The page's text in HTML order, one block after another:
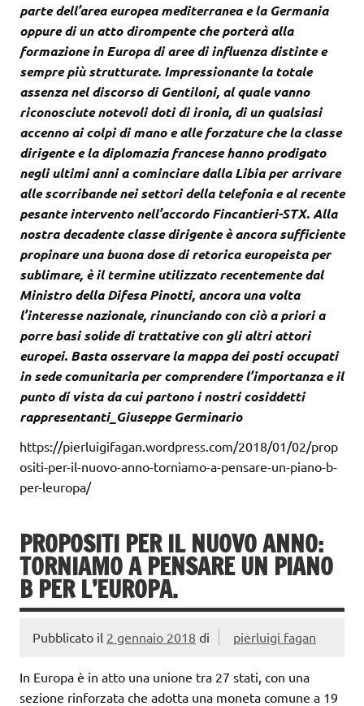
parte dell’area europea mediterranea e la Germania
oppure di un atto dirompente che porterà alla
formazione in Europa di aree di influenza distinte e
sempre più strutturate. Impressionante la totale
assenza nel discorso di Gentiloni, al quale vanno
riconosciute notevoli doti di ironia, di un qualsiasi
accenno ai colpi di mano e alle forzature che la classe
dirigente e la diplomazia francese hanno prodigato
negli ultimi anni a cominciare dalla Libia per arrivare
alle scorribande nei settori della telefonia e al recente
pesante intervento nell’accordo Fincantieri-STX. Alla
nostra decadente classe dirigente è ancora sufficiente
propinare una buona dose di retorica europeista per
sublimare, è il termine utilizzato recentemente dal
Ministro della Difesa Pinotti, ancora una volta
l’interesse nazionale, rinunciando con ciò a priori a
porre basi solide di trattative con gli altri attori
europei. Basta osservare la mappa dei posti occupati
in sede comunitaria per comprendere l’importanza e il
punto di vista da cui partono i nostri cosiddetti
rappresentanti_Giuseppe Germinario
https://pierluigifagan.wordpress.com/2018/01/02/prop
ositi-per-il-nuovo-anno-torniamo-a-pensare-un-piano-b-
per-leuropa/
PROPOSITI PER IL NUOVO ANNO:
TORNIAMO A PENSARE UN PIANO
B PER L’EUROPA.
Pubblicato il 2 gennaio 2018 di pierluigi fagan
In Europa è in atto una unione tra 27 stati, con una
sezione rinforzata che adotta una moneta comune a 19